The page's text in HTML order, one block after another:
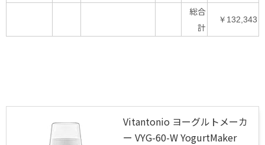
総合
計
￥132,343
Vitantonio ヨーグルトメーカ
ー VYG-60-W YogurtMaker